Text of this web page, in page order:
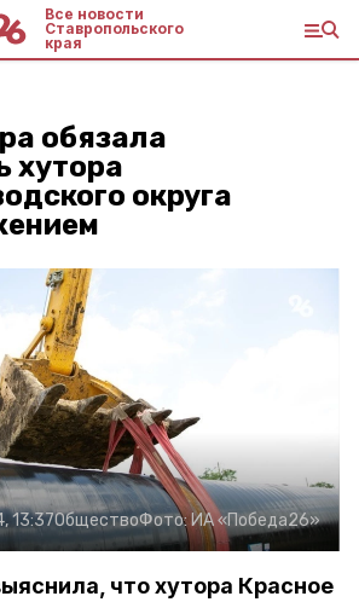
Все новости
Ставропольского
края
обязала
хутора
округа
13:37ОбществоФото: ИА «Победа26»
что хутора Красное